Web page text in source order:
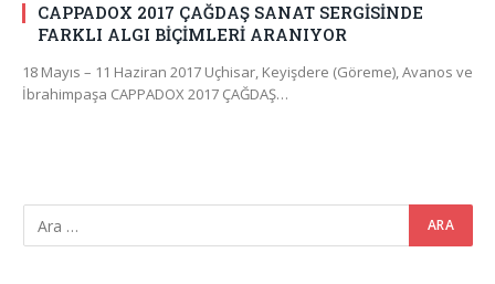
CAPPADOX 2017 ÇAĞDAŞ SANAT SERGİSİNDE
FARKLI ALGI BİÇİMLERİ ARANIYOR
18 Mayıs – 11 Haziran 2017 Uçhisar, Keyişdere (Göreme), Avanos ve
İbrahimpaşa CAPPADOX 2017 ÇAĞDAŞ…